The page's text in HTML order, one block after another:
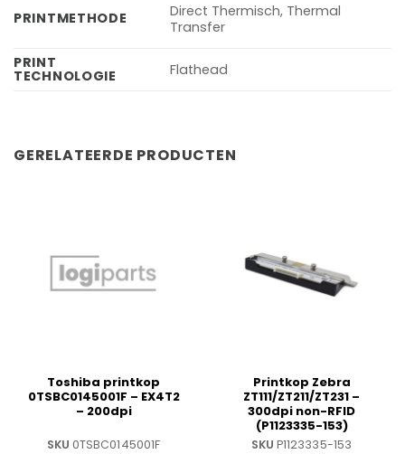
PRINTMETHODE
Direct Thermisch, Thermal
Transfer
PRINT
TECHNOLOGIE Flathead
GERELATEERDE PRODUCTEN
Toshiba printkop
0TSBC0145001F – EX4T2
– 200dpi
SKU 0TSBC0145001F
Printkop Zebra
ZT111/ZT211/ZT231 –
300dpi non-RFID
(P1123335-153)
SKU P1123335-153